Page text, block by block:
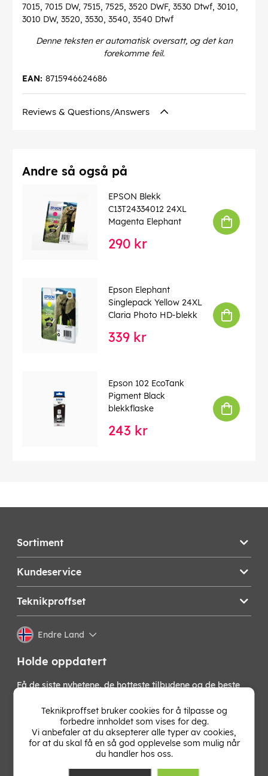
7015, 7015 DW, 7515, 7525, 3520 DWF, 3530 Dtwf, 3010,
3010 DW, 3520, 3530, 3540, 3540 Dtwf
Denne teksten er automatisk oversatt, og det kan
forekomme feil.
8715946624686
EAN:
Reviews & Questions/Answers
Andre så også på
EPSON Blekk
C13T24334012 24XL
Magenta Elephant
290 kr
Epson Elephant
Singlepack Yellow 24XL
Claria Photo HD-blekk
339 kr
Epson 102 EcoTank
Pigment Black
blekkflaske
243 kr
Sortiment
Kundeservice
Teknikproffset
Endre Land
Holde oppdatert
Få de siste nyhetene, de hotteste tilbudene og de beste
nyhetsbrev!
OK
Teknikproffset bruker cookies for å tilpasse og
forbedre innholdet som vises for deg.
Vi anbefaler at du aksepterer alle typer av cookies,
for at du skal få en så god opplevelse som mulig når
du handler hos oss.